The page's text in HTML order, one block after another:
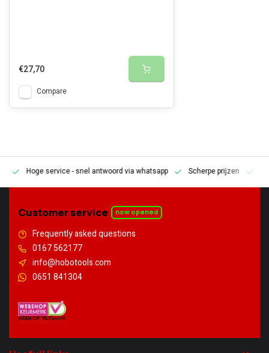
€27,70
Compare
Hoge service- snel antwoord via whatsapp Scherpe prijzen
Customer service now opened
Frequently asked questions
0167 562177
info@hobotools.com
0651 841304